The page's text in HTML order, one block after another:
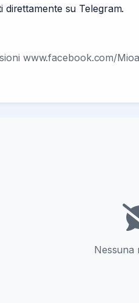
su Telegram.
www.facebook.com/
Nessuna